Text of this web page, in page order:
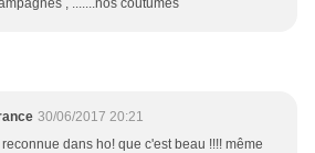
30/06/2017 20:21
dans ho! que c'est beau !!!! même